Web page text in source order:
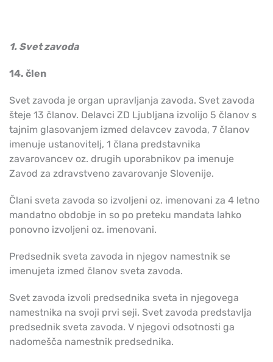
1. Svet zavoda
14. člen
Svet zavoda je organ upravljanja zavoda. Svet zavoda
šteje 13 članov. Delavci ZD Ljubljana izvolijo 5 članov s
tajnim glasovanjem izmed delavcev zavoda, 7 članov
imenuje ustanovitelj, 1 člana predstavnika
zavarovancev oz. drugih uporabnikov pa imenuje
Zavod za zdravstveno zavarovanje Slovenije.
Člani sveta zavoda so izvoljeni oz. imenovani za 4 letno
mandatno obdobje in so po preteku mandata lahko
ponovno izvoljeni oz. imenovani.
Predsednik sveta zavoda in njegov namestnik se
imenujeta izmed članov sveta zavoda.
Svet zavoda izvoli predsednika sveta in njegovega
namestnika na svoji prvi seji. Svet zavoda predstavlja
predsednik sveta zavoda. V njegovi odsotnosti ga
nadomešča namestnik predsednika.